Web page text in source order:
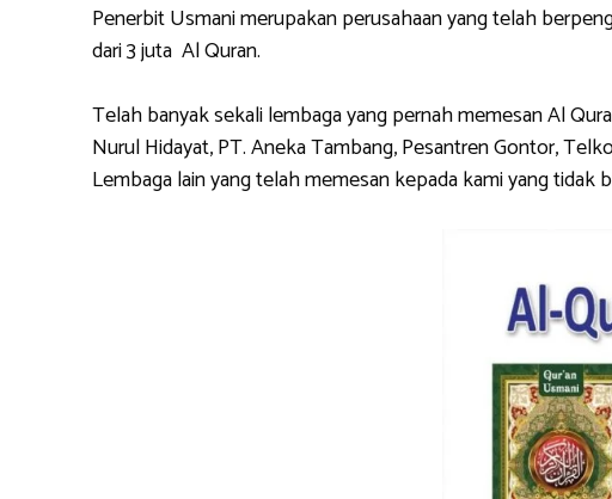
Penerbit Usmani merupakan perusahaan yang telah
dari 3 juta Al Quran.
Telah banyak sekali lembaga yang pernah memesan Al
Nurul Hidayat, PT. Aneka Tambang, Pesantren Gontor,
Lembaga lain yang telah memesan kepada kami yang tidak